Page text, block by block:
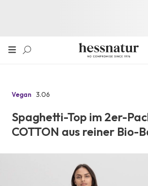
Zu
Reviews
3.06
Vegan
Spaghetti-Top im 2er-
COTTON aus reiner Bio-